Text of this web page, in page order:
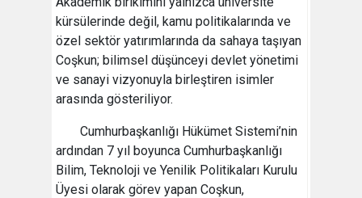
kürsülerinde değil, kamu politikalarında ve
özel sektör yatırımlarında da sahaya taşıyan
Coşkun; bilimsel düşünceyi devlet yönetimi
ve sanayi vizyonuyla birleştiren isimler
arasında gösteriliyor.
Cumhurbaşkanlığı Hükümet Sistemi’nin
ardından 7 yıl boyunca Cumhurbaşkanlığı
Bilim, Teknoloji ve Yenilik Politikaları Kurulu
Üyesi olarak görev yapan Coşkun,